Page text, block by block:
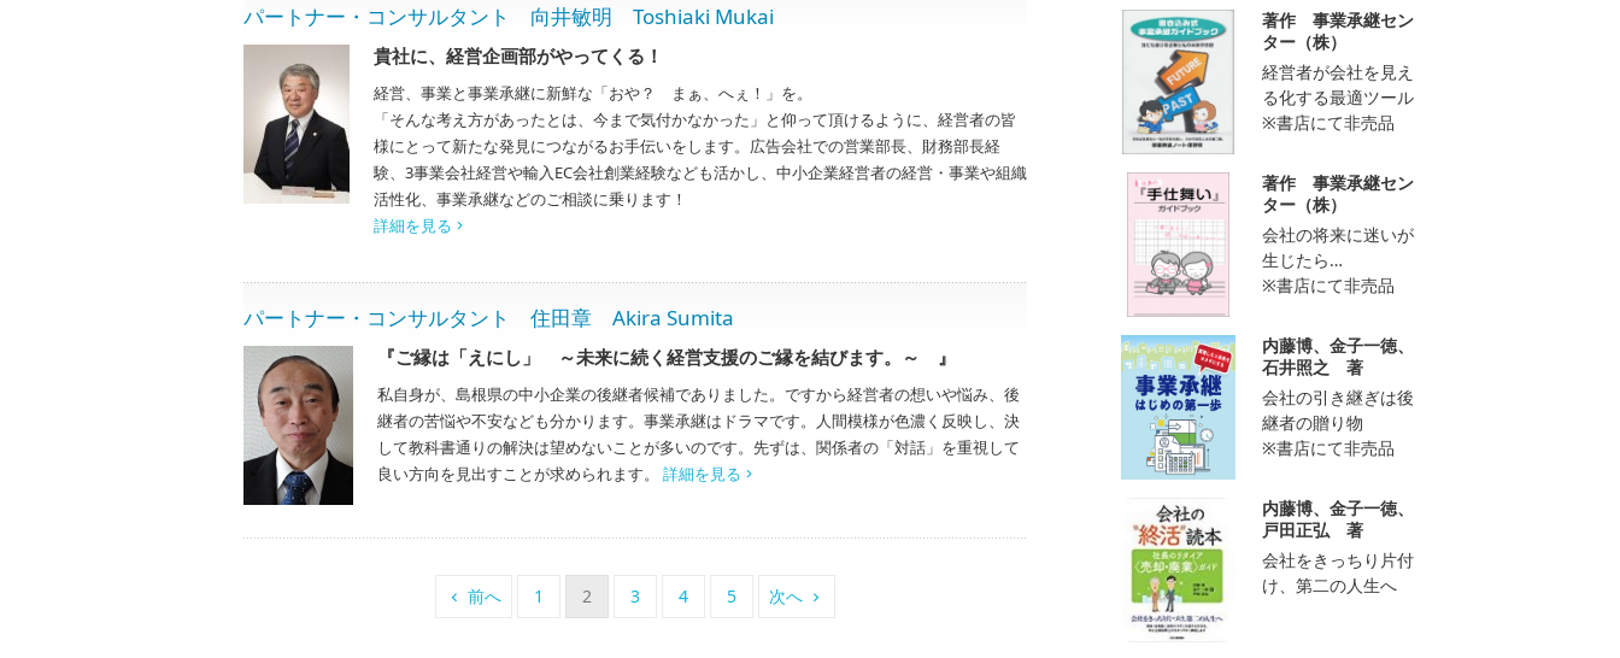
パートナー・コンサルタント 向井敏明 Toshiaki Mukai
貴社に、経営企画部がやってくる！
経営、事業と事業承継に新鮮な「おや？ まぁ、へぇ！」を。
「そんな考え方があったとは、今まで気付かなかった」と仰って頂けるように、経営者の皆
様にとって新たな発見につながるお手伝いをします。広告会社での営業部長、財務部長経
験、3事業会社経営や輸入EC会社創業経験なども活かし、中小企業経営者の経営・事業や組織
活性化、事業承継などのご相談に乗ります！
詳細を見る
パートナー・コンサルタント 住田章 Akira Sumita
『ご縁は「えにし」 ～未来に続く経営支援のご縁を結びます。～ 』
私自身が、島根県の中小企業の後継者候補でありました。ですから経営者の想いや悩み、後
継者の苦悩や不安なども分かります。事業承継はドラマです。人間模様が色濃く反映し、決
して教科書通りの解決は望めないことが多いのです。先ずは、関係者の「対話」を重視して
良い方向を見出すことが求められます。 詳細を見る
前へ 1 2 3 4 5 次へ
著作 事業承継セン
ター（株）
経営者が会社を見え
る化する最適ツール
※書店にて非売品
著作 事業承継セン
ター（株）
会社の将来に迷いが
生じたら…
※書店にて非売品
内藤博、金子一徳、
石井照之 著
会社の引き継ぎは後
継者の贈り物
※書店にて非売品
内藤博、金子一徳、
戸田正弘 著
会社をきっちり片付
け、第二の人生へ